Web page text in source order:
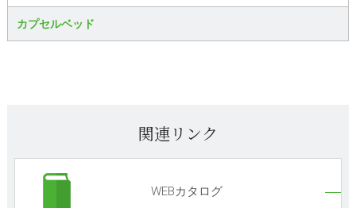
カプセルベッド
関連リンク
WEBカタログ